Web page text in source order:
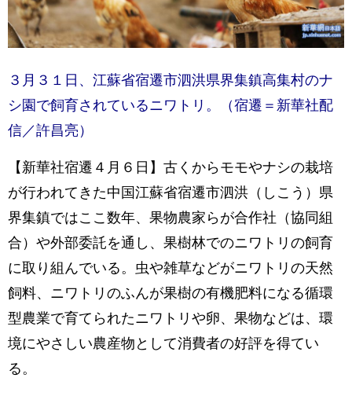
３月３１日、江蘇省宿遷市泗洪県界集鎮高集村のナ
シ園で飼育されているニワトリ。（宿遷＝新華社配
信／許昌亮）
【新華社宿遷４月６日】古くからモモやナシの栽培
が行われてきた中国江蘇省宿遷市泗洪（しこう）県
界集鎮ではここ数年、果物農家らが合作社（協同組
合）や外部委託を通し、果樹林でのニワトリの飼育
に取り組んでいる。虫や雑草などがニワトリの天然
飼料、ニワトリのふんが果樹の有機肥料になる循環
型農業で育てられたニワトリや卵、果物などは、環
境にやさしい農産物として消費者の好評を得てい
る。